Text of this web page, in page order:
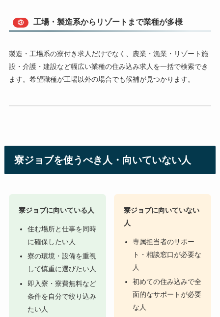
③ 工場・製造系からリゾートまで業種が多様
製造・工場系の寮付き求人だけでなく、農業・漁業・リゾート施
設・介護・建設など幅広い業種の住み込み求人を一括で検索でき
ます。希望職種が工場以外の場合でも候補が見つかります。
寮ジョブを使うべき人・向いていない人
寮ジョブに向いている人
住む場所と仕事を同時
に確保したい人
寮の環境・設備を重視
して慎重に選びたい人
即入寮・寮費無料など
条件を自分で絞り込み
たい人
寮ジョブに向いていない
人
専属担当者のサポー
ト・相談窓口が必要な
人
初めての住み込みで全
面的なサポートが必要
な人